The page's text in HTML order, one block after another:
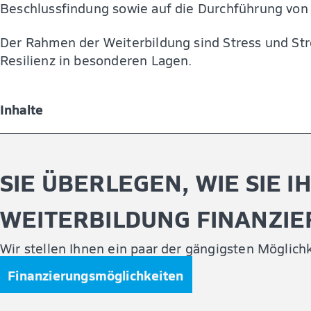
Beschlussfindung sowie auf die Durchführung
Der Rahmen der Weiterbildung sind Stress und
Resilienz in besonderen Lagen.
Inhalte
Grundlagen von Kaskaden-Effekten, der
Einführung in die Führungsstufen A, B, C, D
Einführung in das Lagebild und die Erfassung
den Umgang mit Folgen einer fehlerhaften
Lagezentrum (Krisenstab)
SIE ÜBERLEGEN, WIE SIE
WEITERBILDUNG
Wir stellen Ihnen ein paar der gängigsten
Finanzierungsmöglichkeiten